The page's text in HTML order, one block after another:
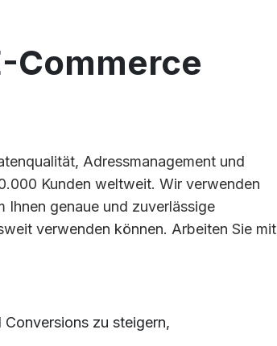
Commerce
Adressmanagement und
Kunden weltweit. Wir verwenden
Ihnen genaue und zuverlässige
verwenden können. Arbeiten Sie mit
zu steigern,